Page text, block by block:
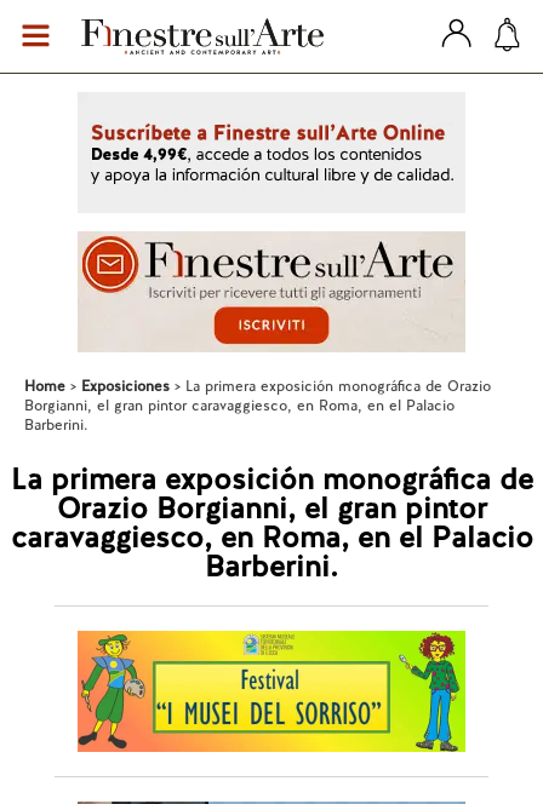
Home Exposiciones
La primera exposición monográfica de Orazio
Borgianni, el gran pintor caravaggiesco, en Roma, en el Palacio
Barberini.
La primera exposición monográfica de
Orazio Borgianni, el gran pintor
caravaggiesco, en Roma, en el Palacio
Barberini.